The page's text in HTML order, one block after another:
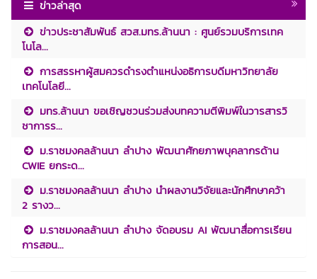
ข่าวล่าสุด
ข่าวประชาสัมพันธ์ สวส.มทร.ล้านนา : ศูนย์รวมบริการเทค
โนโล...
การสรรหาผู้สมควรดำรงตำแหน่งอธิการบดีมหาวิทยาลัย
เทคโนโลยี...
มทร.ล้านนา ขอเชิญชวนร่วมส่งบทความตีพิมพ์ในวารสารวิ
ชาการร...
ม.ราชมงคลล้านนา ลำปาง พัฒนาศักยภาพบุคลากรด้าน
CWIE ยกระด...
ม.ราชมงคลล้านนา ลำปาง นำผลงานวิจัยและนักศึกษาคว้า
2 รางว...
ม.ราชมงคลล้านนา ลำปาง จัดอบรม AI พัฒนาสื่อการเรียน
การสอน...